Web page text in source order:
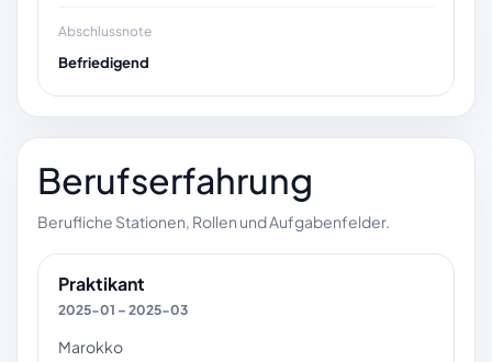
Abschlussnote
Befriedigend
Berufserfahrung
Berufliche Stationen, Rollen und Aufgabenfelder.
Praktikant
2025-01 – 2025-03
Marokko